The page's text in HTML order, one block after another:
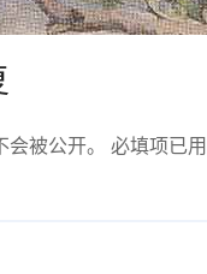
被公开。 必填项已用